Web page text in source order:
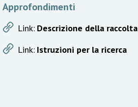
Approfondimenti
Link: Descrizione della raccolta
Link: Istruzioni per la ricerca